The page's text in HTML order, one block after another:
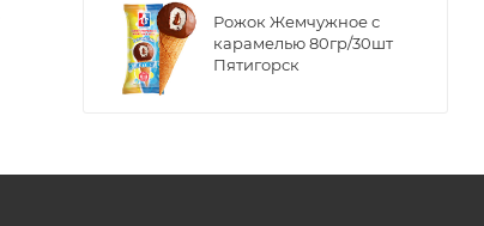
Рожок Жемчужное с
карамелью 80гр/30шт
Пятигорск